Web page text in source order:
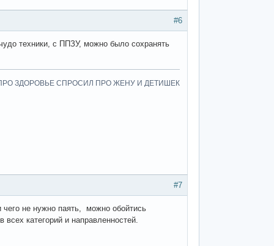
#6
техники, с ППЗУ, можно было сохранять
ПРО ЗДОРОВЬЕ СПРОСИЛ ПРО ЖЕНУ И ДЕТИШЕК
#7
не нужно паять, можно обойтись
категорий и направленностей.